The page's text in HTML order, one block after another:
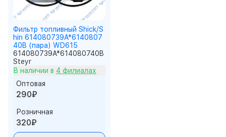
Фильтр топливный Shick/S
hin 614080739A*6140807
40B (пара) WD615
614080739A*614080740B
Steyr
В наличии в 4 филиалах
Оптовая
290₽
Розничная
320₽